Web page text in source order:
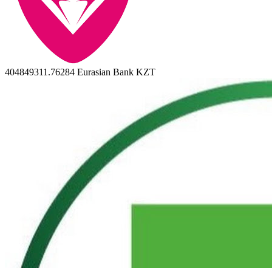
404849311.76284 Eurasian Bank KZT